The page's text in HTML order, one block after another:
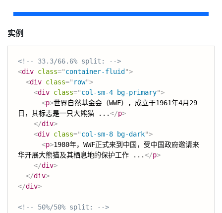
实例
<!-- 33.3/66.6% split: -->
<div class="container-fluid ">
<div class=" row">
<div class="col-sm-4 bg-primary">
<p>世界自然基金会（WWF），成立于1961年4月29
日，其标志是一只大熊猫 ...</p>
</div>
<div class="col-sm-8 bg-dark">
<p>1980年，WWF正式来到中国，受中国政府邀请来
华开展大熊猫及其栖息地的保护工作 ...</p>
</div>
</div>
</div>
<!-- 50%/50% split: -->